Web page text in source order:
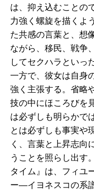
は、抑え込むことの
力強く螺旋を描くよ
た共感の言葉と、想
ながら、移民、戦争
してセクハラといっ
一方で、彼女は自身
強く主張する。省略
技の中にほころびを
は必ずしも明らかで
とは必ずしも事実や
く、言葉と上昇志向
うことを照らし出す
タイム』は、フィユ
ー―イヨネスコの系